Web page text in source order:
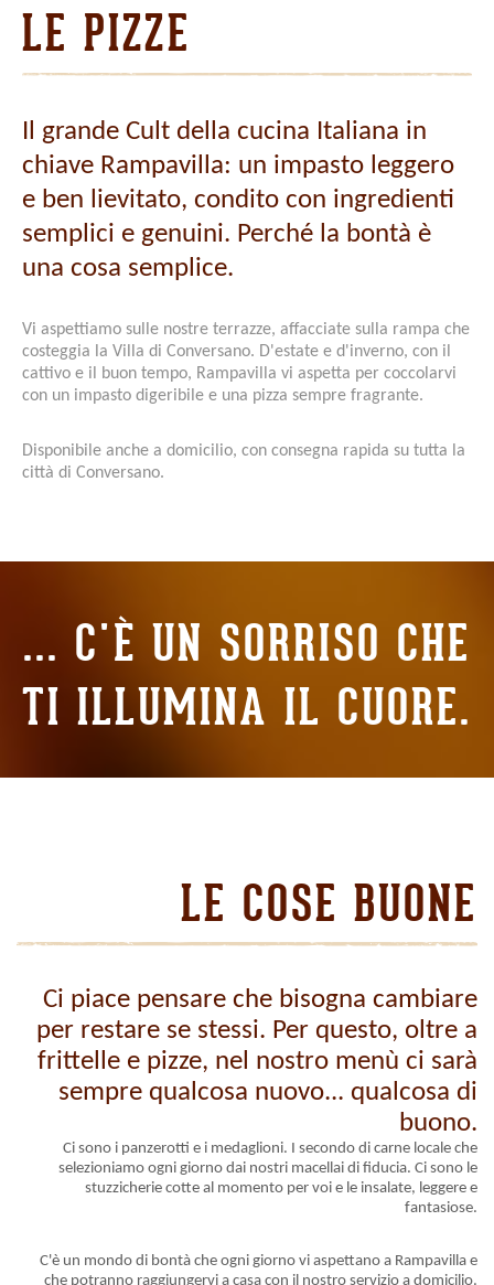
LE PIZZE
Il grande Cult della cucina Italiana in
chiave Rampavilla: un impasto leggero
e ben lievitato, condito con ingredienti
semplici e genuini. Perché la bontà è
una cosa semplice.
Vi aspettiamo sulle nostre terrazze, affacciate sulla rampa che
costeggia la Villa di Conversano. D'estate e d'inverno, con il
cattivo e il buon tempo, Rampavilla vi aspetta per coccolarvi
con un impasto digeribile e una pizza sempre fragrante.
Disponibile anche a domicilio, con consegna rapida su tutta la
città di Conversano.
... C'È UN SORRISO CHE
TI ILLUMINA IL CUORE.
LE COSE BUONE
Ci piace pensare che bisogna cambiare
per restare se stessi. Per questo, oltre a
frittelle e pizze, nel nostro menù ci sarà
sempre qualcosa nuovo... qualcosa di
buono.
Ci sono i panzerotti e i medaglioni. I secondo di carne locale che
selezioniamo ogni giorno dai nostri macellai di fiducia. Ci sono le
stuzzicherie cotte al momento per voi e le insalate, leggere e
fantasiose.
C'è un mondo di bontà che ogni giorno vi aspettano a Rampavilla e
che potranno raggiungervi a casa con il nostro servizio a domicilio.